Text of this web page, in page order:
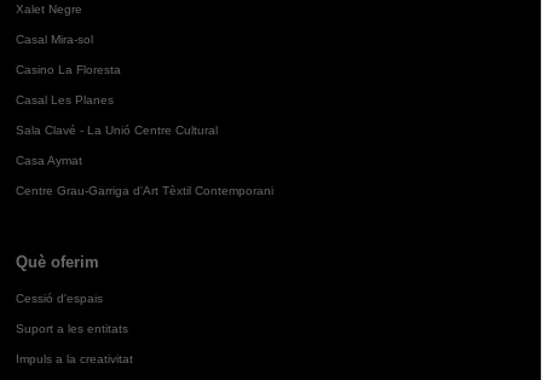
Xalet Negre
Casal Mira-sol
Casino La Floresta
Casal Les Planes
Sala Clavé - La Unió Centre Cultural
Casa Aymat
Centre Grau-Garriga d'Art Tèxtil Contemporani
Què oferim
Cessió d'espais
Suport a les entitats
Impuls a la creativitat